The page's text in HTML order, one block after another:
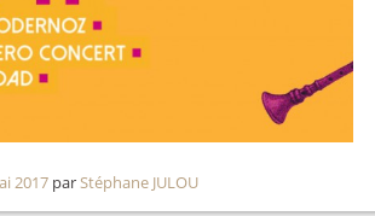
2017 parStéphane JULOU